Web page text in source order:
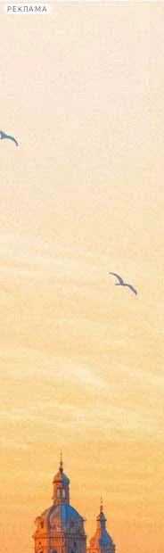
РЕКЛАМА
лекции
книги
В
стеклом в
18 ноября 2019,